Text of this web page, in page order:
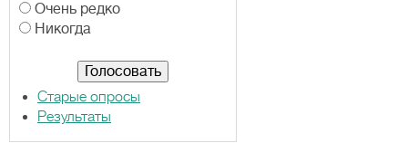
и
а
Очень редко
Никогда
Старые опросы
Результаты